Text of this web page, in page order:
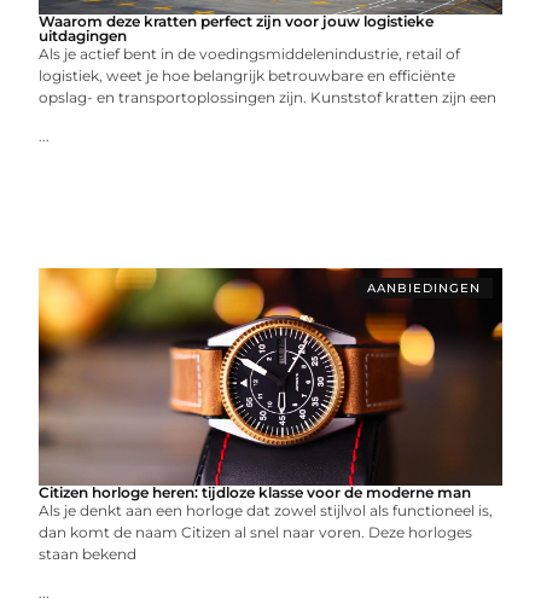
Waarom deze kratten perfect zijn voor jouw logistieke
uitdagingen
Als je actief bent in de voedingsmiddelenindustrie, retail of
logistiek, weet je hoe belangrijk betrouwbare en efficiënte
opslag- en transportoplossingen zijn. Kunststof kratten zijn een
...
AANBIEDINGEN
Citizen horloge heren: tijdloze klasse voor de moderne man
Als je denkt aan een horloge dat zowel stijlvol als functioneel is,
dan komt de naam Citizen al snel naar voren. Deze horloges
staan bekend
...